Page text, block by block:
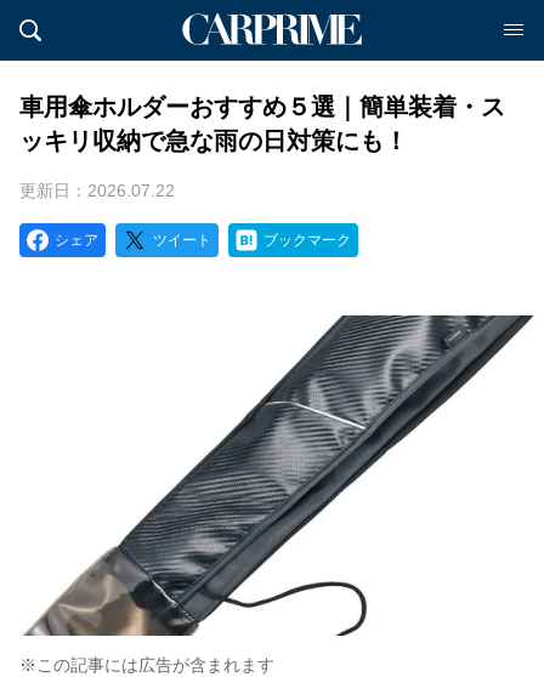
車用傘ホルダーおすすめ５選｜簡単装着・ス
ッキリ収納で急な雨の日対策にも！
更新日：2026.07.22
シェア ツイート ブックマーク
※この記事には広告が含まれます